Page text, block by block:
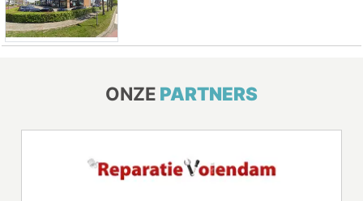
ONZE PARTNERS